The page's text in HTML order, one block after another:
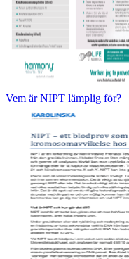
Vem är NIPT lämplig för?